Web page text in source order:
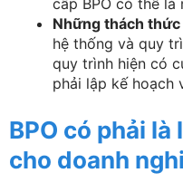
Những thách
hệ thống và quy
quy trình hiện có
phải lập kế hoạch
BPO có phải
cho doanh